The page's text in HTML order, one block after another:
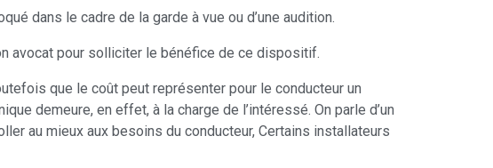
dans le cadre de la garde à vue ou d’une audition.
avocat pour solliciter le bénéfice de ce dispositif.
que le coût peut représenter pour le conducteur un
demeure, en effet, à la charge de l’intéressé. On parle d’un
au mieux aux besoins du conducteur, Certains installateurs